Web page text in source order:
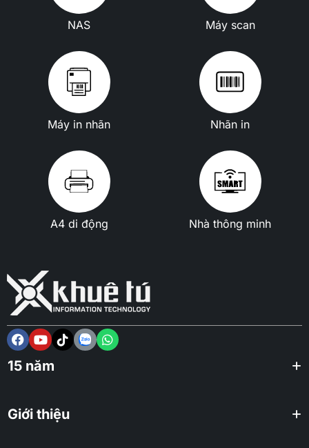
NAS Máy scan
Máy in nhãn Nhãn in
A4 di động Nhà thông minh
15 năm
Giới thiệu